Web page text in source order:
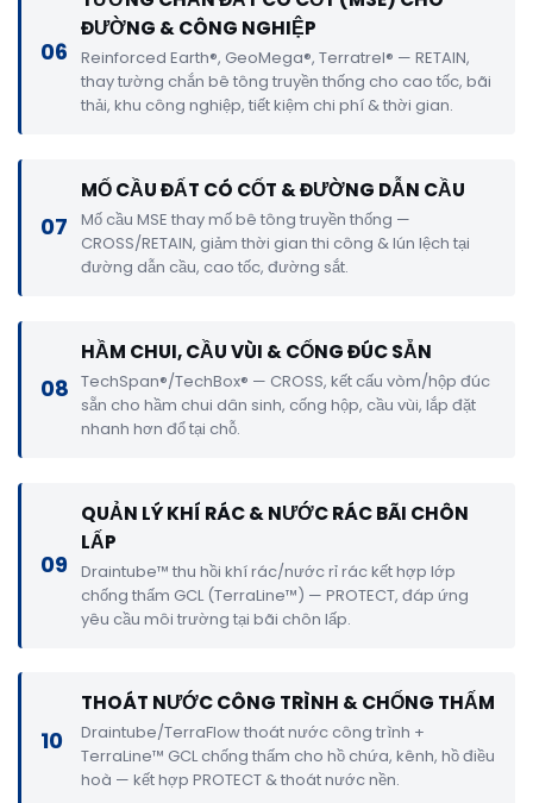
06
ĐƯỜNG & CÔNG NGHIỆP
Reinforced Earth®, GeoMega®, Terratrel® — RETAIN,
thay tường chắn bê tông truyền thống cho cao tốc, bãi
thải, khu công nghiệp, tiết kiệm chi phí & thời gian.
07
MỐ CẦU ĐẤT CÓ CỐT & ĐƯỜNG DẪN CẦU
Mố cầu MSE thay mố bê tông truyền thống —
CROSS/RETAIN, giảm thời gian thi công & lún lệch tại
đường dẫn cầu, cao tốc, đường sắt.
08
HẦM CHUI, CẦU VÙI & CỐNG ĐÚC SẴN
TechSpan®/TechBox® — CROSS, kết cấu vòm/hộp đúc
sẵn cho hầm chui dân sinh, cống hộp, cầu vùi, lắp đặt
nhanh hơn đổ tại chỗ.
09
QUẢN LÝ KHÍ RÁC & NƯỚC RÁC BÃI CHÔN
LẤP
Draintube™ thu hồi khí rác/nước rỉ rác kết hợp lớp
chống thấm GCL (TerraLine™) — PROTECT, đáp ứng
yêu cầu môi trường tại bãi chôn lấp.
10
THOÁT NƯỚC CÔNG TRÌNH & CHỐNG THẤM
Draintube/TerraFlow thoát nước công trình +
TerraLine™ GCL chống thấm cho hồ chứa, kênh, hồ điều
hoà — kết hợp PROTECT & thoát nước nền.